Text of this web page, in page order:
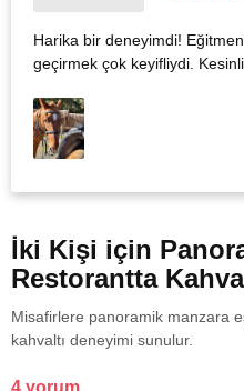
Harika bir deneyimdi!
geçirmek çok keyifliydi.
İki Kişi için
Restorantta
Misafirlere panoramik manzara
kahvaltı deneyimi sunulur.
4 yorum